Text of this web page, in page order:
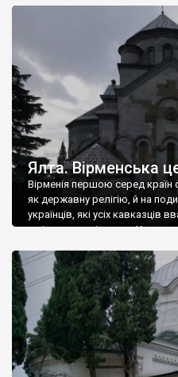
Херсонесі Володимир-
А потім було Хрещення Русі.
Ялта. Вірменська
Вірменія першою серед країн
як державну релігію, й на
українців, які усіх
є відданими вірянами Христа